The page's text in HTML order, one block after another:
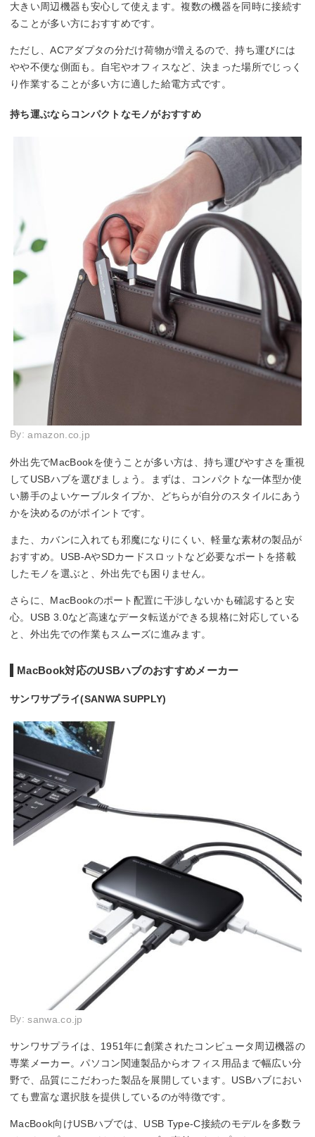
大きい周辺機器も安心して使えます。複数の機器を同時に接続す
ることが多い方におすすめです。
ただし、ACアダプタの分だけ荷物が増えるので、持ち運びには
やや不便な側面も。自宅やオフィスなど、決まった場所でじっく
り作業することが多い方に適した給電方式です。
持ち運ぶならコンパクトなモノがおすすめ
By:amazon.co.jp
外出先でMacBookを使うことが多い方は、持ち運びやすさを重視
してUSBハブを選びましょう。まずは、コンパクトな一体型か使
い勝手のよいケーブルタイプか、どちらが自分のスタイルにあう
かを決めるのがポイントです。
また、カバンに入れても邪魔になりにくい、軽量な素材の製品が
おすすめ。USB-AやSDカードスロットなど必要なポートを搭載
したモノを選ぶと、外出先でも困りません。
さらに、MacBookのポート配置に干渉しないかも確認すると安
心。USB 3.0など高速なデータ転送ができる規格に対応している
と、外出先での作業もスムーズに進みます。
MacBook対応のUSBハブのおすすめメーカー
サンワサプライ(SANWA SUPPLY)
By: sanwa.co.jp
サンワサプライは、1951年に創業されたコンピュータ周辺機器の
専業メーカー。パソコン関連製品からオフィス用品まで幅広い分
野で、品質にこだわった製品を展開しています。USBハブにおい
ても豊富な選択肢を提供しているのが特徴です。
MacBook向けUSBハブでは、USB Type-C接続のモデルを多数ラ